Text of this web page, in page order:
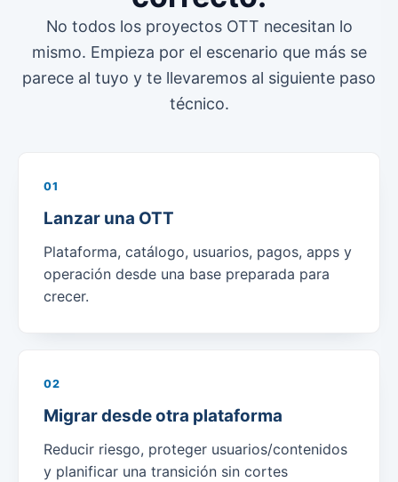
No todos los proyectos OTT necesitan lo
mismo. Empieza por el escenario que más se
parece al tuyo y te llevaremos al siguiente paso
técnico.
01
Lanzar una OTT
Plataforma, catálogo, usuarios, pagos, apps y
operación desde una base preparada para
crecer.
02
Migrar desde otra plataforma
Reducir riesgo, proteger usuarios/contenidos
y planificar una transición sin cortes